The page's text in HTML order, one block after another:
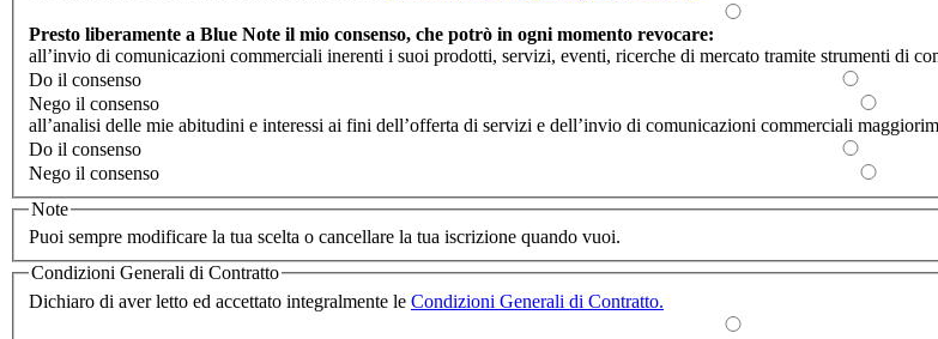
Presto liberamente a Blue Note il mio consenso, che potrò in ogni momento revocare:
all’invio di comunicazioni commerciali inerenti i suoi prodotti, servizi, eventi, ricerche di mercato tramite strumenti di
Do il consenso
Nego il consenso
all’analisi delle mie abitudini e interessi ai fini dell’offerta di servizi e dell’invio di comunicazioni commerciali
Do il consenso
Nego il consenso
Note
Puoi sempre modificare la tua scelta o cancellare la tua iscrizione quando vuoi.
Condizioni Generali di Contratto
Dichiaro di aver letto ed accettato integralmente le Condizioni Generali di Contratto.